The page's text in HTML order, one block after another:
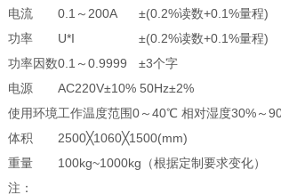
电流
0.1～200A
±(0.2%读数+0.1%量程)
功率
U*I
±(0.2%读数+0.1%量程)
功率因数0.1～0.9999
±3个字
电源
AC220V±10% 50Hz±2%
使用环境工作温度范围0～40℃ 相对湿度30%～
体积
2500╳1060╳1500(mm)
重量
100kg~1000kg（根据定制要求变化）
注：